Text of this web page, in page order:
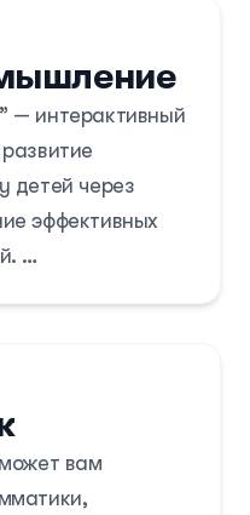
— интерактивный
детей через
эффективных
выявить и
участников с
и
и
вам